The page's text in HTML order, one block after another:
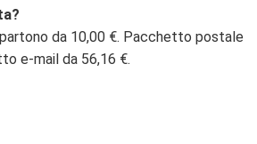
da 10,00 €. Pacchetto postale
e-mail da 56,16 €.